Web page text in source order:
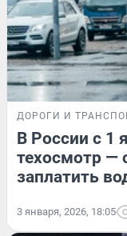
ДОРОГИ И
В России с 1
техосмотр —
заплатить
3 января, 2026, 18:05